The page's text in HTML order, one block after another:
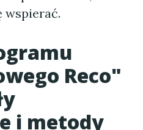
wspierać.
Reco"
i metody